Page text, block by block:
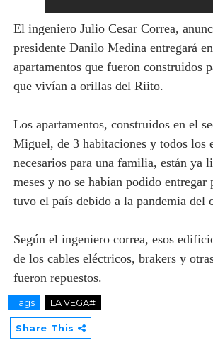
El ingeniero Julio Cesar Correa,
presidente Danilo Medina entregará
apartamentos que fueron construidos
que vivían a orillas del Riito.
Los apartamentos, construidos en el
Miguel, de 3 habitaciones y todos los
necesarios para una familia, están ya
meses y no se habían podido entregar
tuvo el país debido a la pandemia del
Según el ingeniero correa, esos
de los cables eléctricos, brakers y
fueron repuestos.
Tags LA VEGA#
Share This